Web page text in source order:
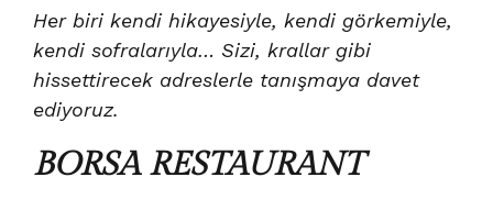
Her biri kendi hikayesiyle, kendi görkemiyle,
kendi sofralarıyla… Sizi, krallar gibi
hissettirecek adreslerle tanışmaya davet
ediyoruz.
BORSA RESTAURANT